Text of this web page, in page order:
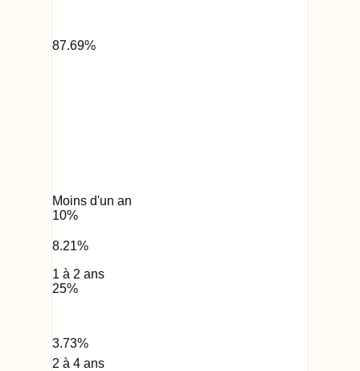
87.69%
Moins d'un an
10%
8.21%
1 à 2 ans
25%
3.73%
2 à 4 ans